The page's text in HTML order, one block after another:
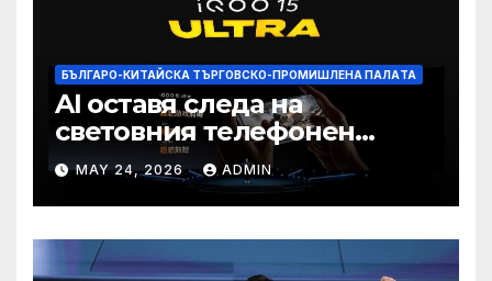
БЪЛГАРО-КИТАЙСКА ТЪРГОВСКО-ПРОМИШЛЕНА ПАЛAТА
AI оставя следа на
световния телефонен
пазар
MAY 24, 2026 ADMIN